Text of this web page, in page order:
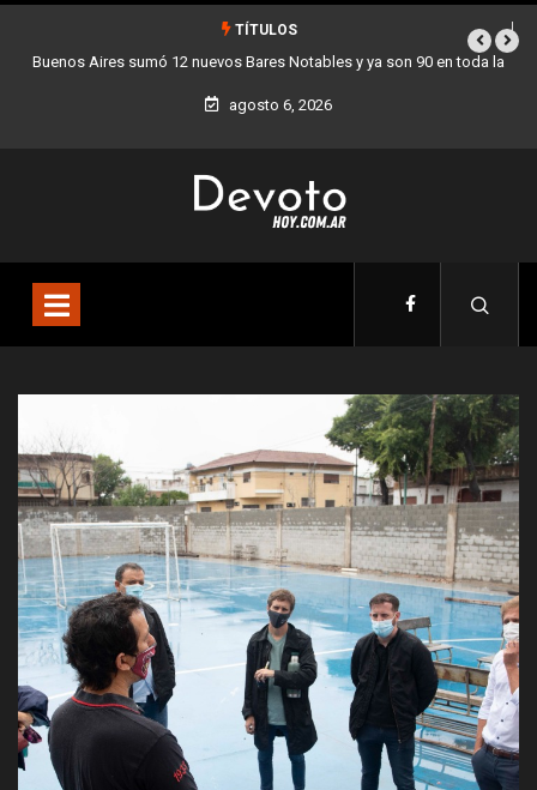
TÍTULOS
nuevos Bares Notables y ya son 90 en toda la
Los stands móviles de
agosto 6, 2026